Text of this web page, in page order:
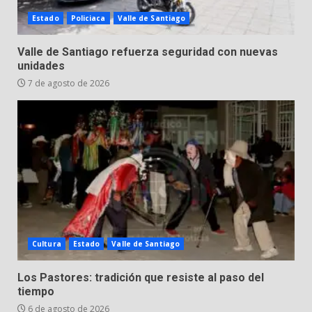
Estado Policiaca Valle de Santiago
Valle de Santiago refuerza seguridad con nuevas
unidades
7 de agosto de 2026
Cultura Estado Valle de Santiago
Los Pastores: tradición que resiste al paso del
tiempo
6 de agosto de 2026